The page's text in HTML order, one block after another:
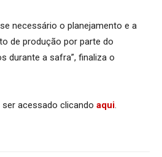
necessário o planejamento e a
de produção por parte do
durante a safra”, finaliza o
acessado clicando aqui.